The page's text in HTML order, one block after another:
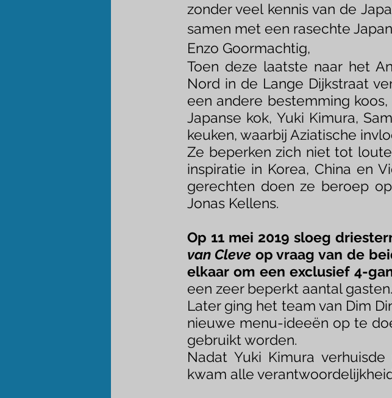
zonder veel kennis van de
samen met een rasechte
Enzo Goormachtig,
Toen deze laatste naar het
Nord in de Lange Dijkstraat
een andere bestemming
Japanse kok, Yuki Kimura,
keuken, waarbij Aziatische
Ze beperken zich niet tot
inspiratie in Korea, China en
gerechten doen ze beroep
Jonas Kellens.
Op 11 mei 2019 sloeg
van Cleveop vraag van de
elkaar om een ​​exclusief 4-
een zeer beperkt aantal gasten.
Later ging het team van Dim
nieuwe menu-ideeën op te
gebruikt worden.
Nadat Yuki Kimura
kwam alle